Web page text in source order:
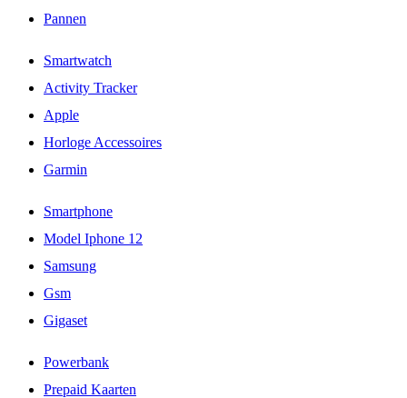
Pannen
Smartwatch
Activity Tracker
Apple
Horloge Accessoires
Garmin
Smartphone
Model Iphone 12
Samsung
Gsm
Gigaset
Powerbank
Prepaid Kaarten